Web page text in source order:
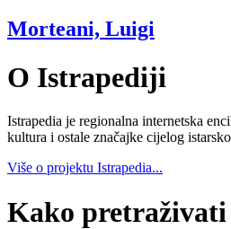
Morteani, Luigi
O Istrapediji
Istrapedia je regionalna internetska
kultura i ostale značajke cijelog
Više o projektu Istrapedia...
Kako pretraživati